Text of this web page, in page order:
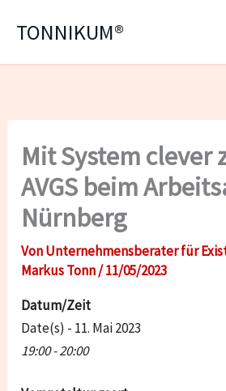
InhaltTONNIKUM®
Mit System clever
AVGS beim
Nürnberg
VonUnternehmensberater für
Markus Tonn/11/05/2023
Datum/Zeit
Date(s) - 11. Mai 2023
19:00 - 20:00